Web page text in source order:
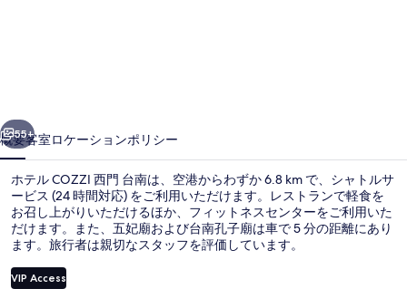
南
の
写
真
ギ
ャ
55+
概要客室ロケーションポリシー
ホテル COZZI 西門 台南は、空港からわずか 6.8 km で、シャトルサ
ービス (24 時間対応) をご利用いただけます。レストランで軽食を
お召し上がりいただけるほか、フィットネスセンターをご利用いた
だけます。また、五妃廟および台南孔子廟は車で 5 分の距離にあり
ます。旅行者は親切なスタッフを評価しています。
VIP Access